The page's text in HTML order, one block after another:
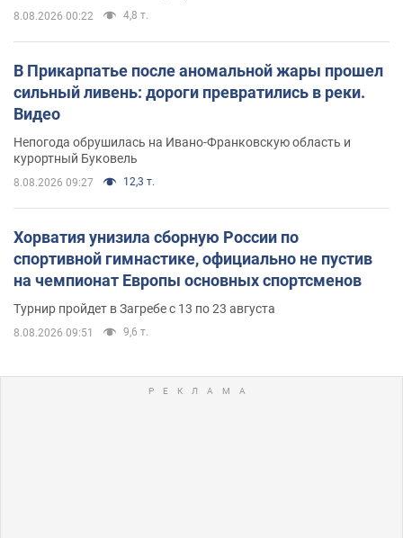
8.08.2026 00:22 4,8 т.
В Прикарпатье после аномальной жары прошел
сильный ливень: дороги превратились в реки.
Видео
Непогода обрушилась на Ивано-Франковскую область и
курортный Буковель
8.08.2026 09:27 12,3 т.
Хорватия унизила сборную России по
спортивной гимнастике, официально не пустив
на чемпионат Европы основных спортсменов
Турнир пройдет в Загребе с 13 по 23 августа
8.08.2026 09:51 9,6 т.